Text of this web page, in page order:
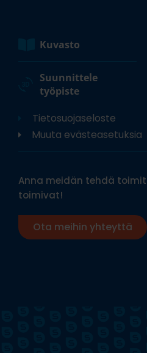
Kuvasto
Suunnittele
työpiste
Tietosuojaseloste
Muuta evästeasetuksia
Anna meidän tehdä
toimivat!
Ota meihin yhteyttä